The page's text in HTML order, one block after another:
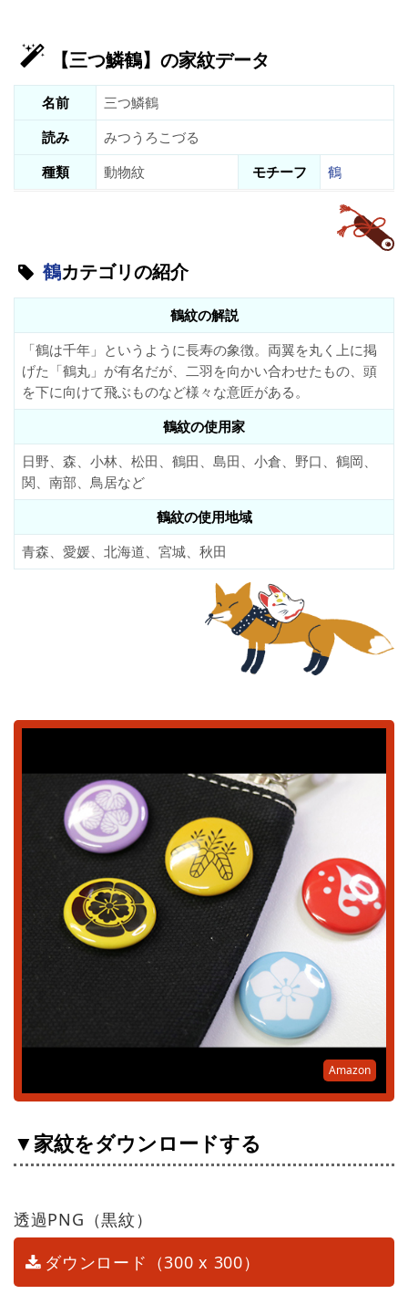
【三つ鱗鶴】の家紋データ
名前
三つ鱗鶴
読み
みつうろこづる
種類
動物紋 モチーフ 鶴
鶴カテゴリの紹介
鶴紋の解説
「鶴は千年」というように長寿の象徴。両翼を丸く上に掲
げた「鶴丸」が有名だが、二羽を向かい合わせたもの、頭
を下に向けて飛ぶものなど様々な意匠がある。
鶴紋の使用家
日野、森、小林、松田、鶴田、島田、小倉、野口、鶴岡、
関、南部、鳥居など
鶴紋の使用地域
青森、愛媛、北海道、宮城、秋田
Amazon
▼家紋をダウンロードする
透過PNG（黒紋）
ダウンロード（300 x 300）